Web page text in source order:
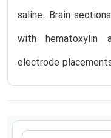
saline. Brain
with
electrode